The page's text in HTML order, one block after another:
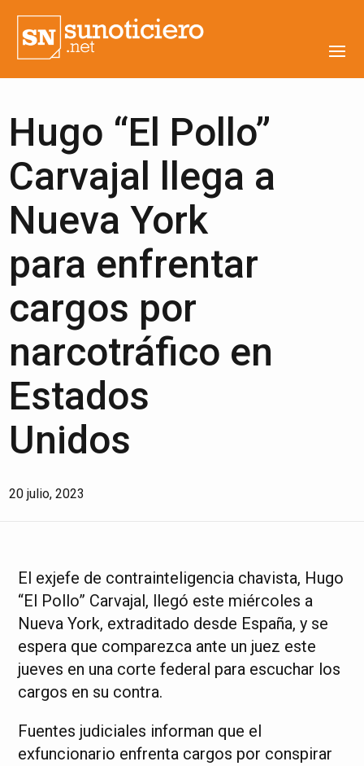
Hugo “El Pollo”
Carvajal llega a
Nueva York
para enfrentar
cargos por
narcotráfico en
Estados
Unidos
20 julio, 2023
El exjefe de contrainteligencia chavista, Hugo
“El Pollo” Carvajal, llegó este miércoles a
Nueva York, extraditado desde España, y se
espera que comparezca ante un juez este
jueves en una corte federal para escuchar los
cargos en su contra.
Fuentes judiciales informan que el
exfuncionario enfrenta cargos por conspirar